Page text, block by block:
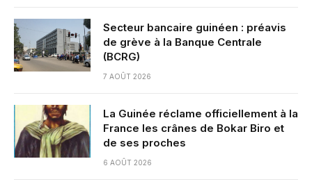
Secteur bancaire guinéen : préavis
de grève à la Banque Centrale
(BCRG)
7 AOÛT 2026
La Guinée réclame officiellement à la
France les crânes de Bokar Biro et
de ses proches
6 AOÛT 2026